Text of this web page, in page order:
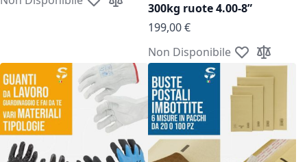
Aggiungi alla lista desideri
Aggiungi al confronto
300kg ruote 4.00-8”
199,00 €
Non Disponibile Aggiungi alla
Aggiungi